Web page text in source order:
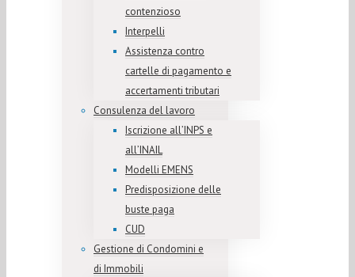
contenzioso
Interpelli
Assistenza contro
cartelle di pagamento e
accertamenti tributari
Consulenza del lavoro
Iscrizione all’INPS e
all’INAIL
Modelli EMENS
Predisposizione delle
buste paga
CUD
Gestione di Condomini e
di Immobili